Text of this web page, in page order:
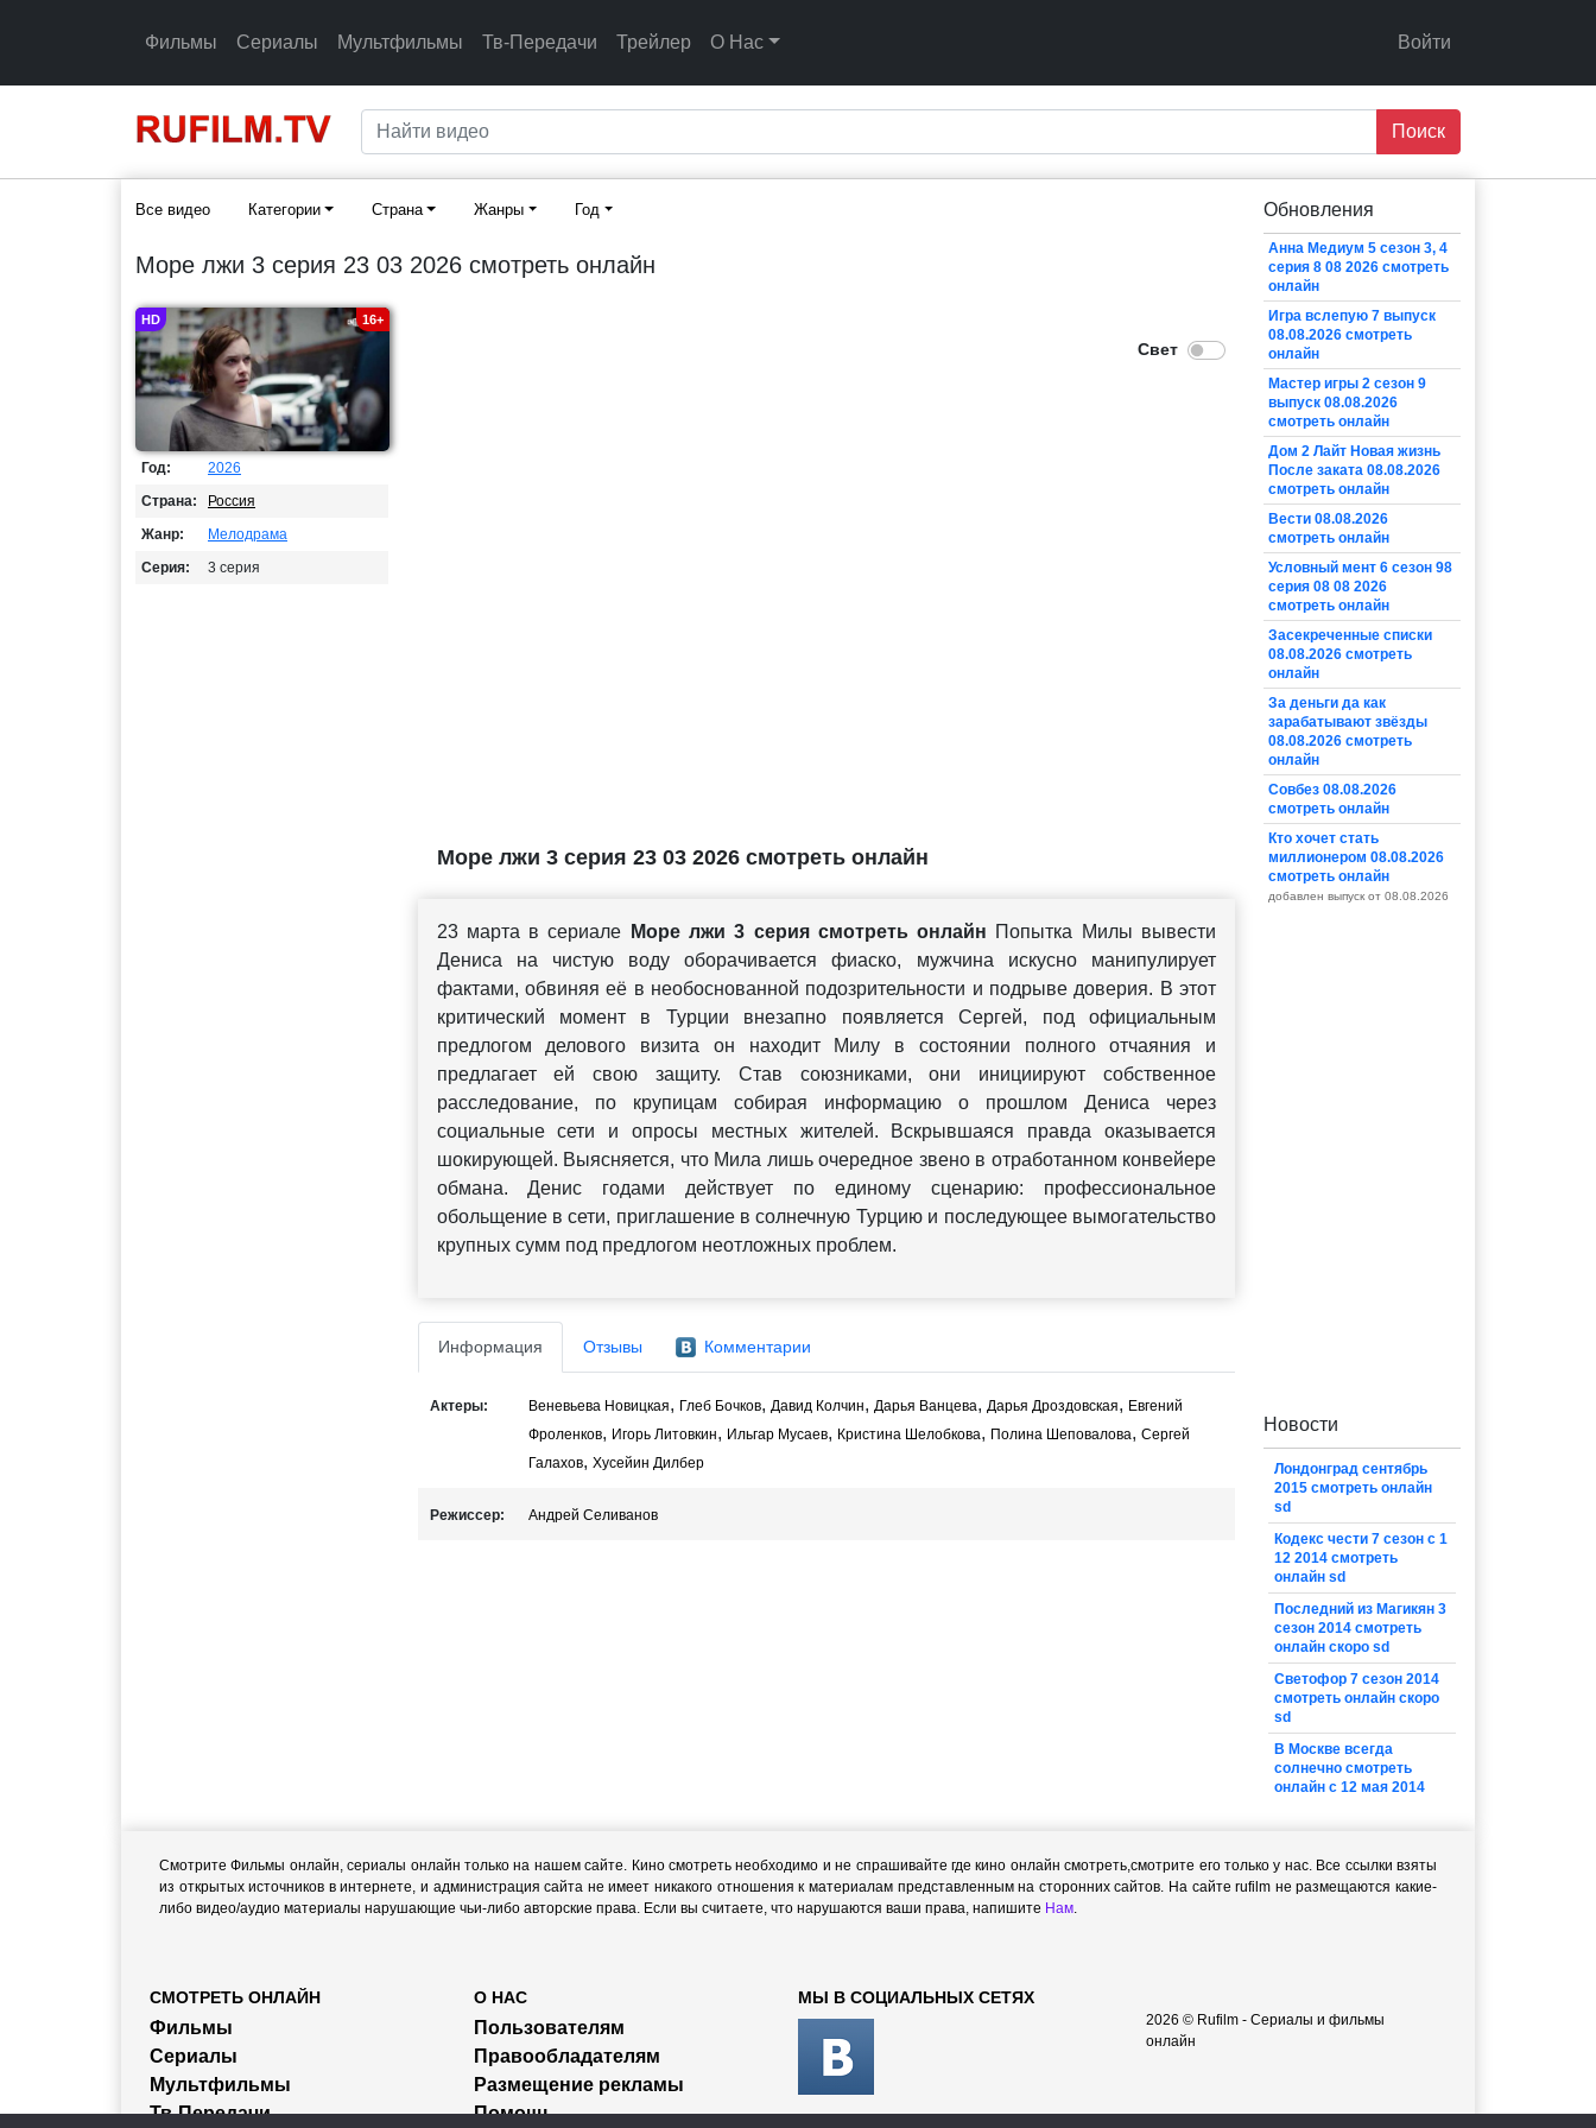
Фильмы Сериалы Мультфильмы Тв-Передачи Трейлер О Нас Войти
Поиск
Все видео Категории Страна Жанры Год
Море лжи 3 серия 23 03 2026 смотреть онлайн
HD 16+
Год:
2026
Страна:
Россия
Жанр:
Мелодрама
Серия:
3 серия
Море лжи 3 серия 23 03 2026 смотреть онлайн
23 марта в сериале Море лжи 3 серия смотреть онлайн Попытка Милы вывести
Дениса на чистую воду оборачивается фиаско, мужчина искусно манипулирует
фактами, обвиняя её в необоснованной подозрительности и подрыве доверия. В этот
критический момент в Турции внезапно появляется Сергей, под официальным
предлогом делового визита он находит Милу в состоянии полного отчаяния и
предлагает ей свою защиту. Став союзниками, они инициируют собственное
расследование, по крупицам собирая информацию о прошлом Дениса через
социальные сети и опросы местных жителей. Вскрывшаяся правда оказывается
шокирующей. Выясняется, что Мила лишь очередное звено в отработанном конвейере
обмана. Денис годами действует по единому сценарию: профессиональное
обольщение в сети, приглашение в солнечную Турцию и последующее вымогательство
крупных сумм под предлогом неотложных проблем.
Информация Отзывы Комментарии
Актеры: Веневьева Новицкая, Глеб Бочков, Давид Колчин, Дарья Ванцева, Дарья Дроздовская, Евгений
Фроленков, Игорь Литовкин, Ильгар Мусаев, Кристина Шелобкова, Полина Шеповалова, Сергей
Галахов, Хусейин Дилбер
Режиссер: Андрей Селиванов
Обновления
Анна Медиум 5 сезон 3, 4
серия 8 08 2026 смотреть
онлайн
Игра вслепую 7 выпуск
08.08.2026 смотреть
онлайн
Мастер игры 2 сезон 9
выпуск 08.08.2026
смотреть онлайн
Дом 2 Лайт Новая жизнь
После заката 08.08.2026
смотреть онлайн
Вести 08.08.2026
смотреть онлайн
Условный мент 6 сезон 98
серия 08 08 2026
смотреть онлайн
Засекреченные списки
08.08.2026 смотреть
онлайн
За деньги да как
зарабатывают звёзды
08.08.2026 смотреть
онлайн
Совбез 08.08.2026
смотреть онлайн
Кто хочет стать
миллионером 08.08.2026
смотреть онлайн
добавлен выпуск от 08.08.2026
Новости
Лондонград сентябрь
2015 смотреть онлайн
sd
Кодекс чести 7 сезон с 1
12 2014 смотреть
онлайн sd
Последний из Магикян 3
сезон 2014 смотреть
онлайн скоро sd
Светофор 7 сезон 2014
смотреть онлайн скоро
sd
В Москве всегда
солнечно смотреть
онлайн с 12 мая 2014
Смотрите Фильмы онлайн, сериалы онлайн только на нашем сайте. Кино смотреть необходимо и не спрашивайте где кино онлайн смотреть,cмотрите его только у нас. Все ссылки взяты
из открытых источников в интернете, и администрация сайта не имеет никакого отношения к материалам представленным на сторонних сайтов. На сайте rufilm не размещаются какие-
либо видео/аудио материалы нарушающие чьи-либо авторские права. Если вы считаете, что нарушаются ваши права, напишите Нам.
СМОТРЕТЬ ОНЛАЙН
Фильмы
Сериалы
Мультфильмы
Тв-Передачи
О НАС
Пользователям
Правообладателям
Размещение рекламы
Помощь
МЫ В СОЦИАЛЬНЫХ СЕТЯХ
2026 © Rufilm - Сериалы и фильмы
онлайн